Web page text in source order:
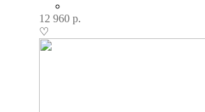
12 960р.
♡